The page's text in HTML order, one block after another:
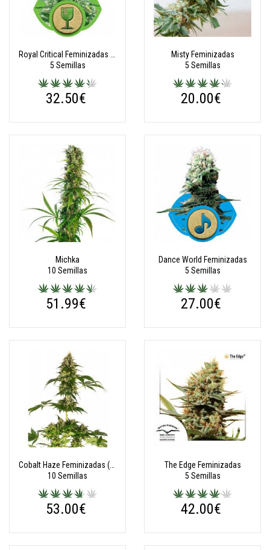
5 Semillas
32.50€
Misty Feminizadas
5 Semillas
20.00€
Michka
10 Semillas
51.99€
Dance World Feminizadas
5 Semillas
27.00€
10 Semillas
53.00€
The Edge Feminizadas
5 Semillas
42.00€